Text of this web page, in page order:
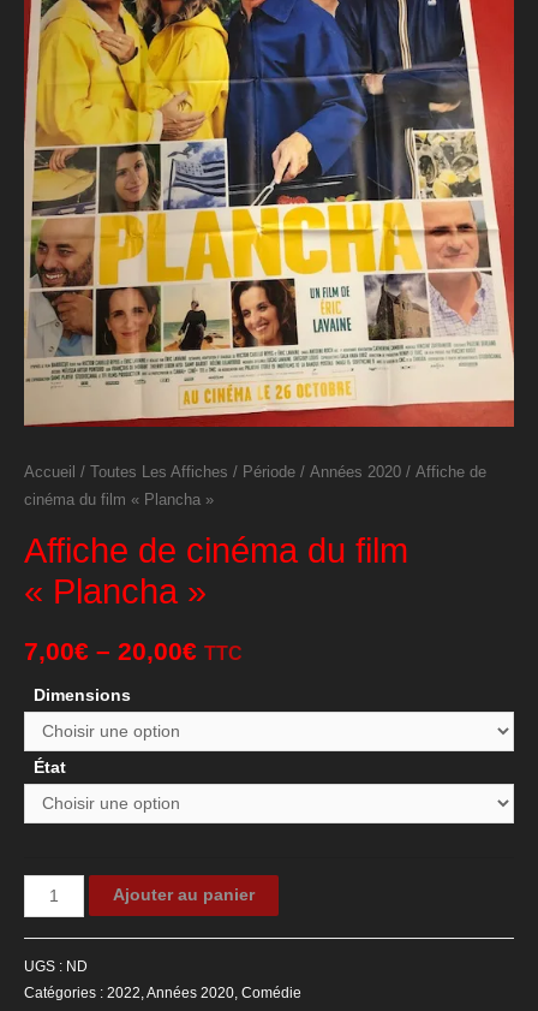
Accueil / Toutes Les Affiches / Période / Années 2020 / Affiche de
cinéma du film « Plancha »
Affiche de cinéma du film
« Plancha »
7,00€ – 20,00€ TTC
Dimensions
État
quantité
de
Ajouter au panier
UGS : ND
Catégories : 2022,Années 2020, Comédie